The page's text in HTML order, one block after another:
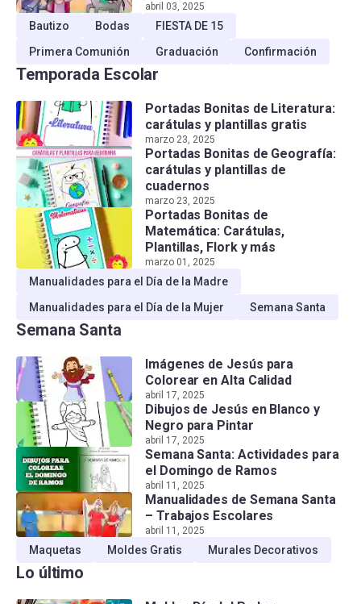
abril 03, 2025
Bautizo Bodas
FIESTA DE 15
Primera Comunión
Graduación Confirmación
Temporada Escolar
Portadas Bonitas de Literatura:
carátulas y plantillas gratis
marzo 23, 2025
Portadas Bonitas de Geografía:
carátulas y plantillas de
cuadernos
marzo 23, 2025
Portadas Bonitas de
Matemática: Carátulas,
Plantillas, Flork y más
marzo 01, 2025
Manualidades para el Día de la Madre
Manualidades para el Día de la Mujer
Semana Santa
Semana Santa
Imágenes de Jesús para
Colorear en Alta Calidad
abril 17, 2025
Dibujos de Jesús en Blanco y
Negro para Pintar
abril 17, 2025
Semana Santa: Actividades para
el Domingo de Ramos
abril 11, 2025
Manualidades de Semana Santa
– Trabajos Escolares
abril 11, 2025
Maquetas Moldes Gratis Murales Decorativos
Lo último